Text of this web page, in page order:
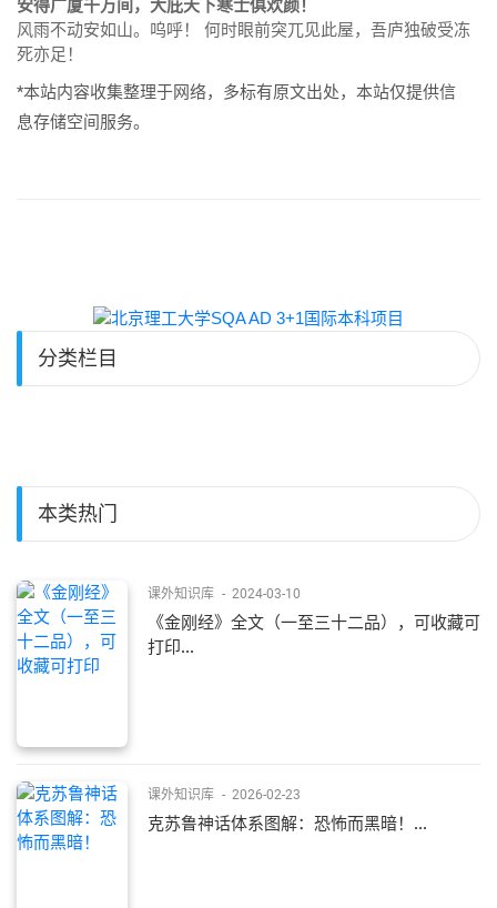
安得广厦千万间，大庇天下寒士俱欢颜！
风雨不动安如山。呜呼！ 何时眼前突兀见此屋，吾庐独破受冻
死亦足！
*本站内容收集整理于网络，多标有原文出处，本站仅提供信
息存储空间服务。
分类栏目
本类热门
课外知识库 - 2024-03-10
《金刚经》全文（一至三十二品），可收藏可
打印...
课外知识库 - 2026-02-23
克苏鲁神话体系图解：恐怖而黑暗！...